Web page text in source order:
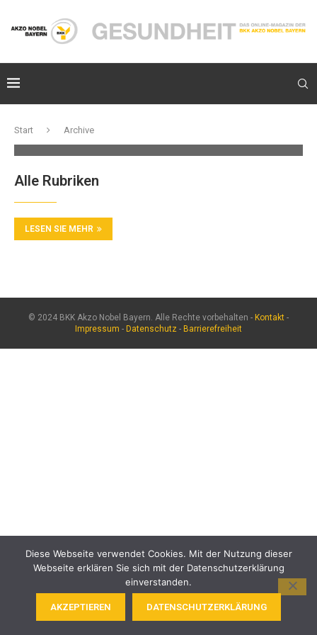
Start Archive
Alle Rubriken
LESEN SIE MEHR
© 2024 BKK Akzo Nobel Bayern. Alle Rechte vorbehalten - Kontakt -
Impressum - Datenschutz - Barrierefreiheit
Diese Webseite verwendet Cookies. Mit der Nutzung dieser
Webseite erklären Sie sich mit der Datenschutzerklärung
einverstanden.
AKZEPTIEREN DATENSCHUTZERKLÄRUNG